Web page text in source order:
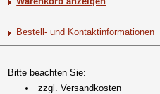
Bestell- und Kontaktinformationen
Bitte beachten Sie:
zzgl. Versandkosten